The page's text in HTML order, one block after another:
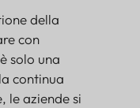
della
con
solo una
continua
le aziende si